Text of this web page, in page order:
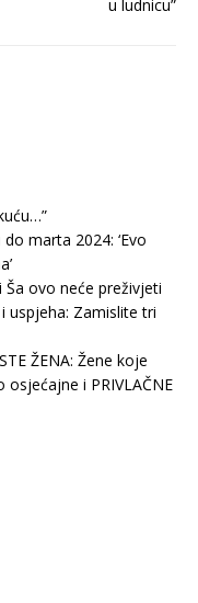
marta 2024: ‘Evo
Ša ovo neće preživjeti
uspjeha: Zamislite tri
ŽENA: Žene koje
i PRIVLAČNE